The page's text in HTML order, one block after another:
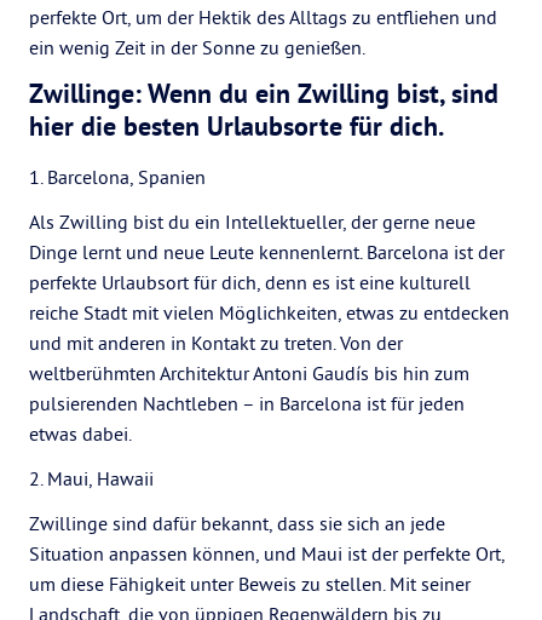
perfekte Ort, um der Hektik des Alltags zu entfliehen und
ein wenig Zeit in der Sonne zu genießen.
Zwillinge: Wenn du ein Zwilling bist, sind
hier die besten Urlaubsorte für dich.
1. Barcelona, Spanien
Als Zwilling bist du ein Intellektueller, der gerne neue
Dinge lernt und neue Leute kennenlernt. Barcelona ist der
perfekte Urlaubsort für dich, denn es ist eine kulturell
reiche Stadt mit vielen Möglichkeiten, etwas zu entdecken
und mit anderen in Kontakt zu treten. Von der
weltberühmten Architektur Antoni Gaudís bis hin zum
pulsierenden Nachtleben – in Barcelona ist für jeden
etwas dabei.
2. Maui, Hawaii
Zwillinge sind dafür bekannt, dass sie sich an jede
Situation anpassen können, und Maui ist der perfekte Ort,
um diese Fähigkeit unter Beweis zu stellen. Mit seiner
Landschaft, die von üppigen Regenwäldern bis zu